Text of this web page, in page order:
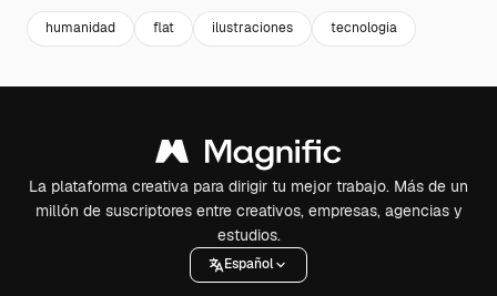
humanidad flat ilustraciones tecnologia
La plataforma creativa para dirigir tu mejor trabajo. Más de un
millón de suscriptores entre creativos, empresas, agencias y
estudios.
Español